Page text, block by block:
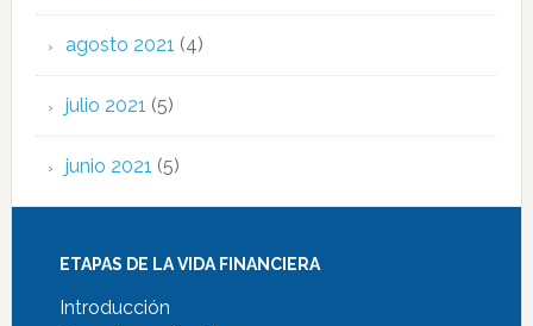
agosto 2021 (4)
julio 2021 (5)
junio 2021 (5)
ETAPAS DE LA VIDA FINANCIERA
Introducción